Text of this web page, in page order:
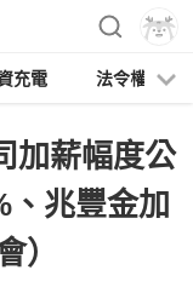
充電 法令權益
加薪幅度公
、兆豐金加
）